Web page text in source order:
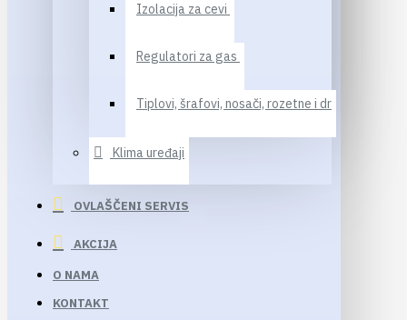
Izolacija za cevi
Regulatori za gas
Tiplovi, šrafovi, nosači, rozetne i dr
Klima uređaji
OVLAŠČENI SERVIS
AKCIJA
O NAMA
KONTAKT